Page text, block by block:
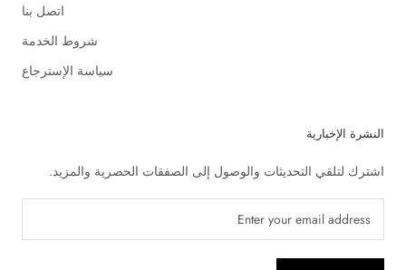
اتصل بنا
شروط الخدمة
سياسة الإسترجاع
النشرة الإخبارية
اشترك لتلقي التحديثات والوصول إلى الصفقات الحصرية والمزيد.